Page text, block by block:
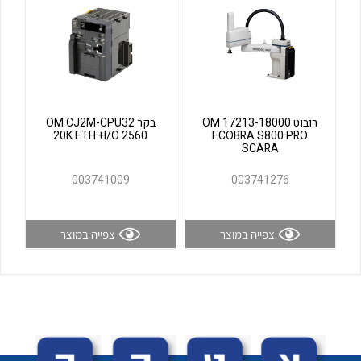
לכל מוצרי היצרן לכל מוצרי היצרן
רובוט OM 17213-18000
ECOBRA S800 PRO
SCARA
003741276
צפייה במוצר
בקר OM CJ2M-CPU32
20K ETH +I/O 2560
003741009
צפייה במוצר